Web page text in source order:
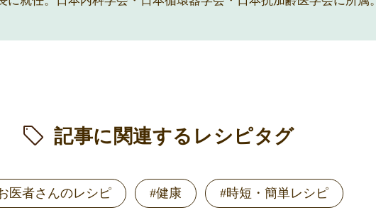
記事に関連するレシピタグ
医者さんのレシピ #健康 #時短・簡単レシピ